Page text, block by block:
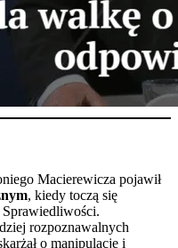
Macierewicza pojawił
, kiedy toczą się
rozpoznawalnych
o manipulację i